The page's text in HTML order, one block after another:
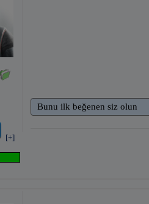
[+]
Bunu ilk beğenen siz olun